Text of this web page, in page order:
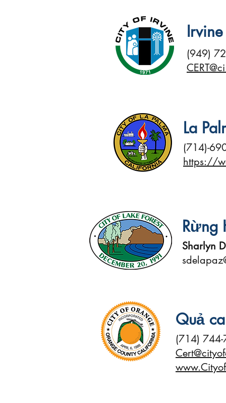
Irvine
(949)
La
(714)-
https://
Rừng
Sharlyn
Quả
(714)